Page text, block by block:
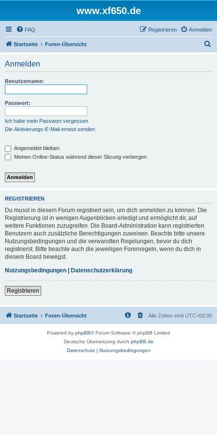
www.xf650.de
FAQ Anmelden
Registrieren
Startseite Foren-Übersicht
Anmelden
Benutzername:
Passwort:
Ich habe mein Passwort vergessen
Die Aktivierungs-E-Mail erneut senden
Angemeldet bleiben
Meinen Online-Status während dieser Sitzung verbergen
REGISTRIEREN
Du musst in diesem Forum registriert sein, um dich anmelden zu können. Die
Registrierung ist in wenigen Augenblicken erledigt und ermöglicht dir, auf
weitere Funktionen zuzugreifen. Die Board-Administration kann registrierten
Benutzern auch zusätzliche Berechtigungen zuweisen. Beachte bitte unsere
Nutzungsbedingungen und die verwandten Regelungen, bevor du dich
registrierst. Bitte beachte auch die jeweiligen Forenregeln, wenn du dich in
diesem Board bewegst.
Nutzungsbedingungen | Datenschutzerklärung
Registrieren
Startseite Foren-Übersicht Alle Zeiten sind UTC+02:00
Powered by phpBB® Forum Software © phpBB Limited
Deutsche Übersetzung durch phpBB.de
Datenschutz| Nutzungsbedingungen